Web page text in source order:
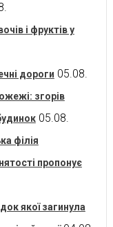
і фруктів у
дороги 05.08.
згорів
05.08.
філія
пропонує
якої загинула